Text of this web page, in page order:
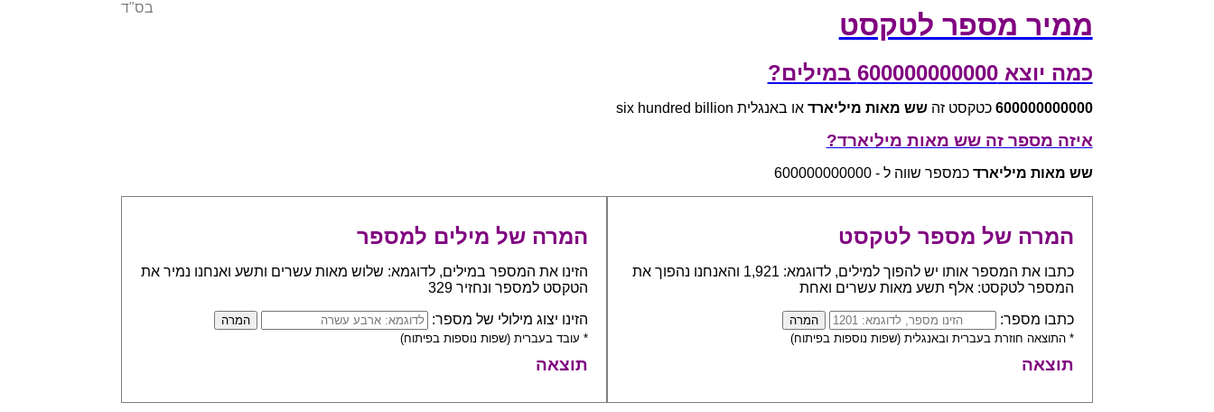
ממיר מספר לטקסט
בס"ד
כמה יוצא 600000000000 במילים?
600000000000 כטקסט זהשש מאות מיליארד או באנגלית six hundred billion
איזה מספר זה שש מאות מיליארד?
שש מאות מיליארד כמספר שווה ל - 600000000000
המרה של מספר לטקסט
כתבו את המספר אותו יש להפוך למילים, לדוגמא: 1,921 והאנחנו נהפוך את
המספר לטקסט: אלף תשע מאות עשרים ואחת
כתבו מספר:
* התוצאה חוזרת בעברית ובאנגלית (שפות נוספות בפיתוח)
תוצאה
המרה של מילים למספר
הזינו את המספר במילים, לדוגמא: שלוש מאות עשרים ותשע ואנחנו נמיר את
הטקסט למספר ונחזיר 329
הזינו יצוג מילולי של מספר:
* עובד בעברית (שפות נוספות בפיתוח)
תוצאה